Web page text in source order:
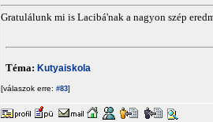
Gratulálunk mi is Lacibá'nak a nagyon szép
Téma: Kutyaiskola
[válaszok erre: #83]